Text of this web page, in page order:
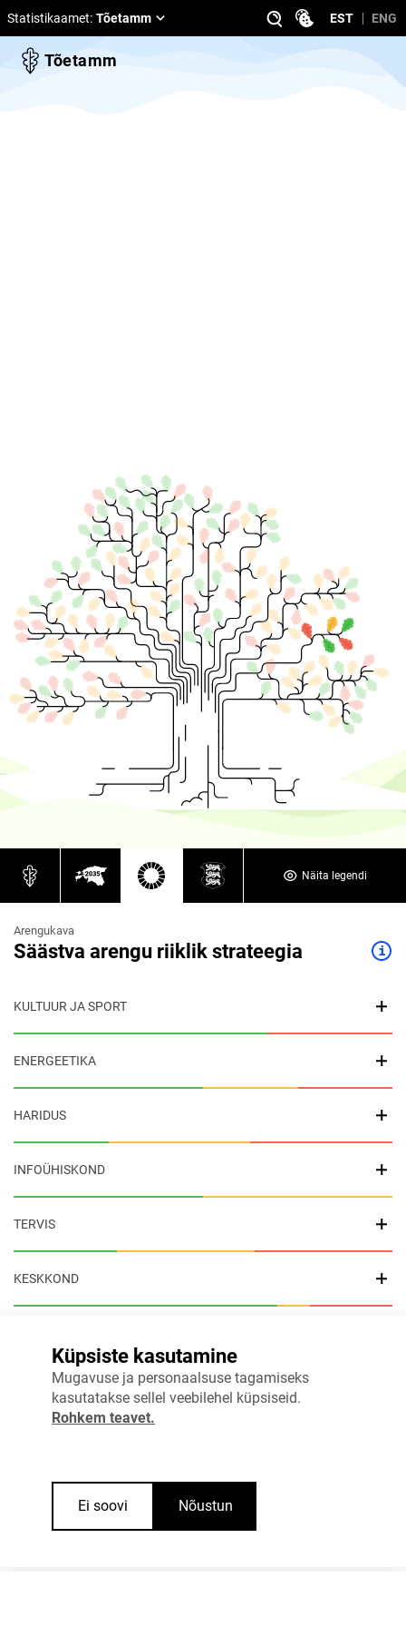
Statistikaamet: Tõetamm EST ENG
Tõetamm
Näita legendi
Arengukava
Säästva arengu riiklik strateegia
KULTUUR JA SPORT
ENERGEETIKA
HARIDUS
INFOÜHISKOND
TERVIS
KESKKOND
SIDUS ÜHISKOND
Küpsiste kasutamine
Mugavuse ja personaalsuse tagamiseks
kasutatakse sellel veebilehel küpsiseid.
Rohkem teavet.
Ei soovi Nõustun